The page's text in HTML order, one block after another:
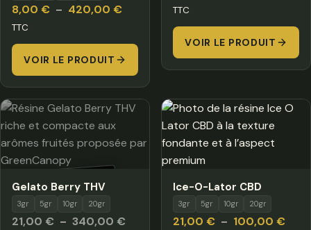
8,00 € – 420,00 €Plage
prix :
8,00 €
à
420,00 €
TTC
VOIR LE PRODUIT
prix
à
TTC
VOIR LE PRODUIT
HORS STOCK
Gelato Berry THV
3gr 5gr 10gr 20gr
21,00 € – 340,00 €
Ice-O-Lator CBD
3gr 5gr 10gr 20gr
21,00 € – 100,00 €Plage